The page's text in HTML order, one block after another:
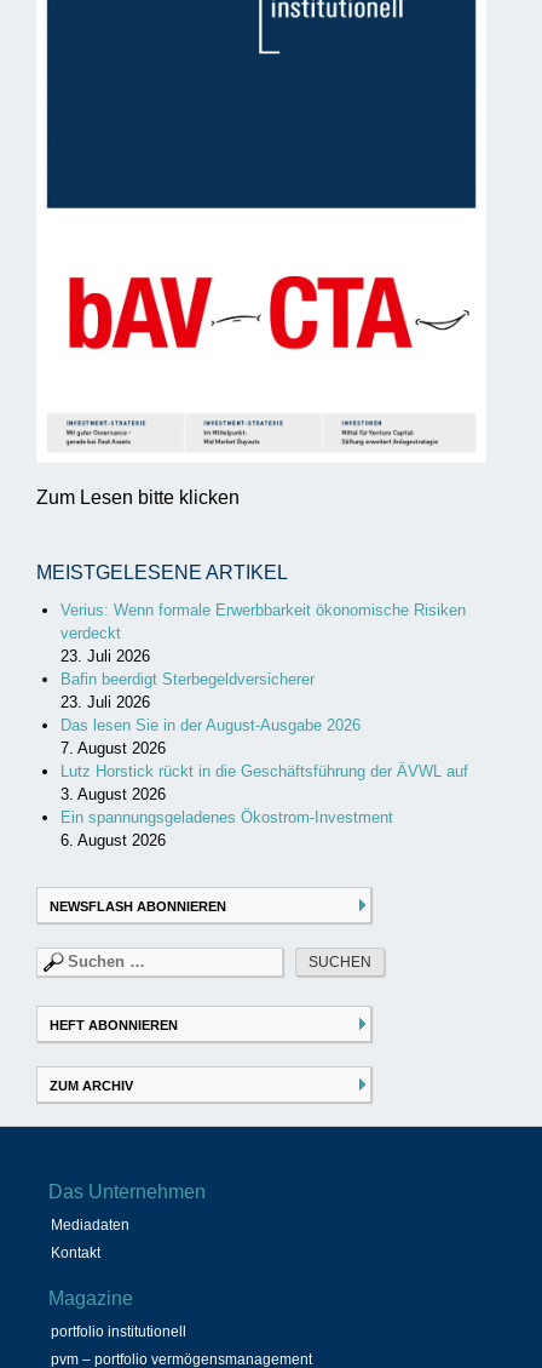
Zum Lesen bitte klicken
MEISTGELESENE ARTIKEL
Verius: Wenn formale Erwerbbarkeit ökonomische Risiken
verdeckt
23. Juli 2026
Bafin beerdigt Sterbegeldversicherer
23. Juli 2026
Das lesen Sie in der August-Ausgabe 2026
7. August 2026
Lutz Horstick rückt in die Geschäftsführung der ÄVWL auf
3. August 2026
Ein spannungsgeladenes Ökostrom-Investment
6. August 2026
NEWSFLASH ABONNIEREN
Suchen
nach:
HEFT ABONNIEREN
ZUM ARCHIV
Das Unternehmen
Mediadaten
Kontakt
Magazine
portfolio institutionell
pvm – portfolio vermögensmanagement